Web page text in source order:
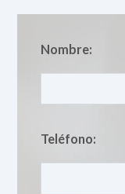
Nombre:
Teléfono: